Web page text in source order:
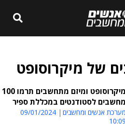
של מיקרוסופט
מיקרוסופט ומיזם מתחשבים תרמו 100
מחשבים לסטודנטים במכללת ספיר
מערכת אנשים ומחשבים
09/01/2024
10:09